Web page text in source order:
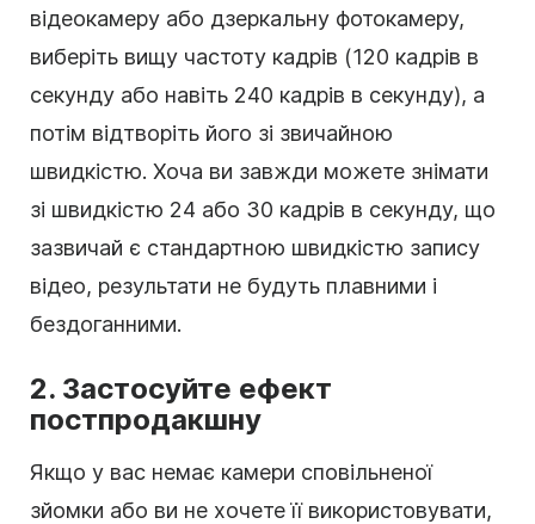
відеокамеру або дзеркальну фотокамеру,
виберіть вищу частоту кадрів (120 кадрів в
секунду або навіть 240 кадрів в секунду), а
потім відтворіть його зі звичайною
швидкістю. Хоча ви завжди можете знімати
зі швидкістю 24 або 30 кадрів в секунду, що
зазвичай є стандартною швидкістю запису
відео, результати не будуть плавними і
бездоганними.
2. Застосуйте ефект
постпродакшну
Якщо у вас немає камери сповільненої
зйомки або ви не хочете її використовувати,